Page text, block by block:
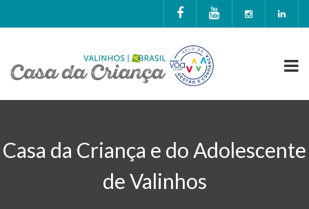
Casa da Criança e do Adolescente
de Valinhos